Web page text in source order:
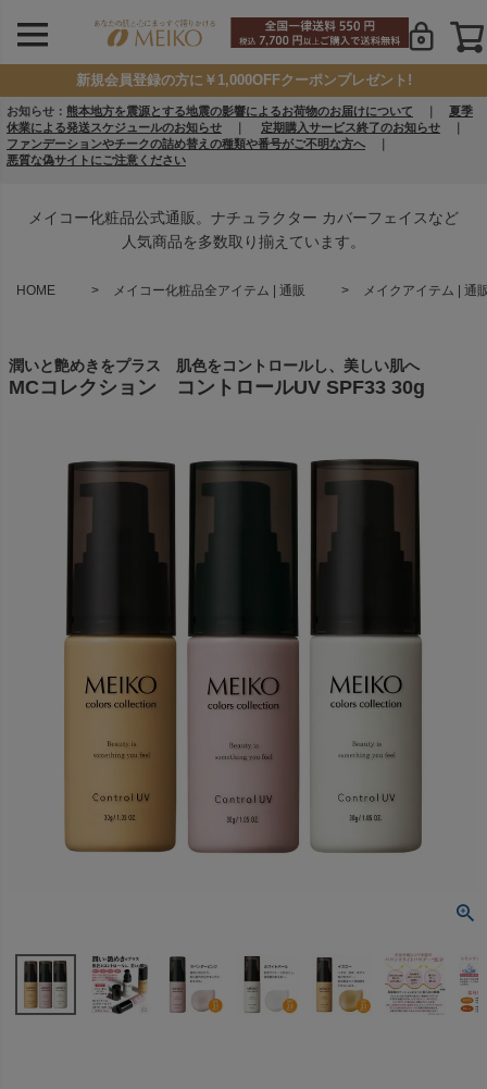
新規会員登録の方に￥1,000OFFクーポンプレゼント!
お知らせ： 熊本地方を震源とする地震の影響によるお荷物のお届けについて
夏季
休業による発送スケジュールのお知らせ
定期購入サービス終了のお知らせ
ファンデーションやチークの詰め替えの種類や番号がご不明な方へ
悪質な偽サイトにご注意ください
メイコー化粧品公式通販。ナチュラクター カバーフェイスなど
人気商品を多数取り揃えています。
HOME メイコー化粧品全アイテム | 通販 メイクアイテム | 通
潤いと艶めきをプラス 肌色をコントロールし、美しい肌へ
MCコレクション コントロールUV SPF33 30g